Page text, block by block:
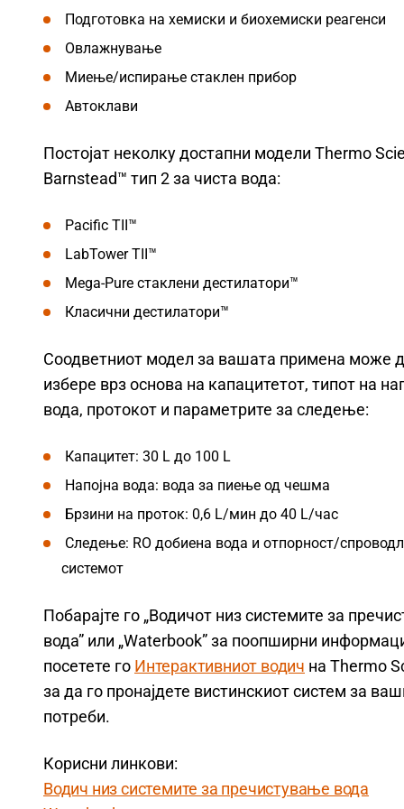
Подготовка на хемиски и биохемиски реагенси
Овлажнување
Миење/испирање стаклен прибор
Автоклави
Постојат неколку достапни модели Thermo
Barnstead™ тип 2 за чиста вода:
Pacific TII™
LabTower TII™
Mega-Pure стаклени дестилатори™
Класични дестилатори™
Соодветниот модел за вашата примена може
избере врз основа на капацитетот, типот на
вода, протокот и параметрите за следење:
Капацитет: 30 L до 100 L
Напојна вода: вода за пиење од чешма
Брзини на проток: 0,6 L/мин до 40 L/час
Следење: RO добиена вода и отпорност/
системот
Побарајте го „Водичот низ системите за
вода” или „Waterbook” за поопширни
посетете го Интерактивниот водич на Thermo
за да го пронајдете вистинскиот систем за
потреби.
Корисни линкови:
Водич низ системите за пречистување вода